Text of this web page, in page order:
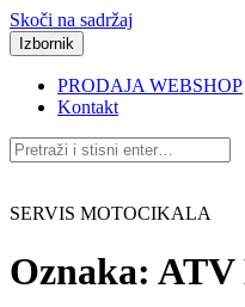
Skoči na sadržaj
Izbornik
PRODAJA WEBSHOP
Kontakt
SERVIS MOTOCIKALA
Oznaka: ATV